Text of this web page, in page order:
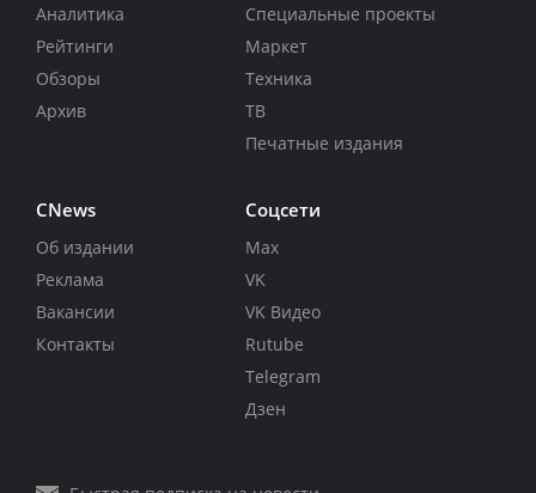
Аналитика
Рейтинги
Обзоры
Архив
Специальные проекты
Маркет
Техника
ТВ
Печатные издания
CNews
Об издании
Реклама
Вакансии
Контакты
Соцсети
Max
VK
VK Видео
Rutube
Telegram
Дзен